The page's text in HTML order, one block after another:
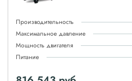
Производительность
Максимальное давление
Мощность двигателя
Питание